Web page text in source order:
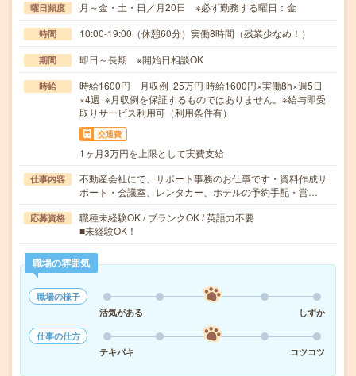
曜日頻度 月～金・土・日／月20日 ※必ず勤務する曜日：金
時間 10:00-19:00（休憩60分）実働8時間（残業少なめ！）
期間 即日～長期 ※開始日相談OK
時給
時給1600円 月収例 25万円 時給1600円×実働8h×週5日
×4週 ※月収例を保証するものではありません。※給与即受
取りサービス利用可（利用条件有）
交通費
1ヶ月3万円を上限として実費支給
仕事内容
不動産会社にて、サポート事務のお仕事です・資料作成サ
ポート・会議室、レンタカー、ホテルの予約手配・営…
応募資格
職種未経験OK / ブランクOK / 英語力不要
■未経験OK！
職場の雰囲気
職場の様子
活気がある
しずか
仕事の仕方
テキパキ
コツコツ